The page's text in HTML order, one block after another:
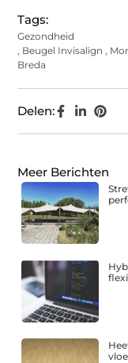
Tags:
Gezondheid
, Beugel Invisalign ,
Breda
Delen:
Meer Berichten